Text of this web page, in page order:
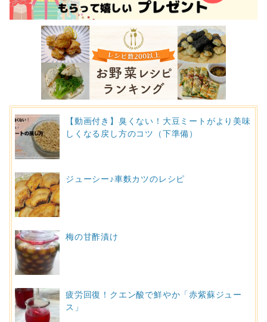
【動画付き】臭くない！大豆ミートがより美味
しくなる戻し方のコツ（下準備）
ジューシー♪車麩カツのレシピ
梅の甘酢漬け
疲労回復！クエン酸で鮮やか「赤紫蘇ジュー
ス」